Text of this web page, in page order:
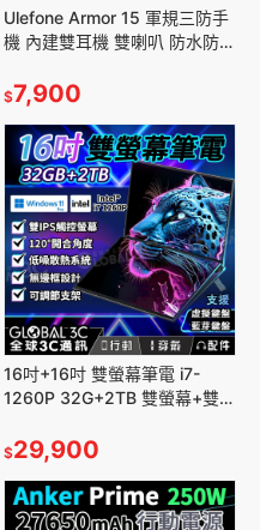
Ulefone Armor 15 軍規三防手
機 內建雙耳機 雙喇叭 防水防塵
$7,900
16吋+16吋 雙螢幕筆電 i7-
1260P 32G+2TB 雙螢幕+雙觸
$29,900